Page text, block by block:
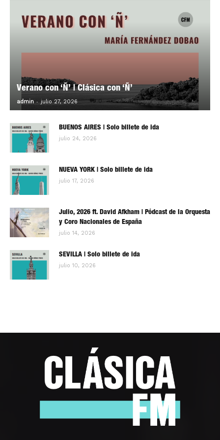
Verano con ‘Ñ’ | Clásica con ‘Ñ’
admin - julio 27, 2026 0
BUENOS AIRES | Solo billete de ida
julio 24, 2026
NUEVA YORK | Solo billete de ida
julio 17, 2026
Julio, 2026 ft. David Afkham | Pódcast de la Orquesta
y Coro Nacionales de España
julio 14, 2026
SEVILLA | Solo billete de ida
julio 10, 2026